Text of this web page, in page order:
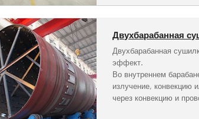
Двухбарабанная
Двухбарабанная
эффект.
Во внутреннем
излучение, конвекцию
через конвекцию и